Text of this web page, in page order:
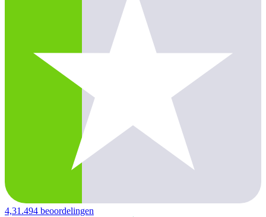
4,31.494 beoordelingen